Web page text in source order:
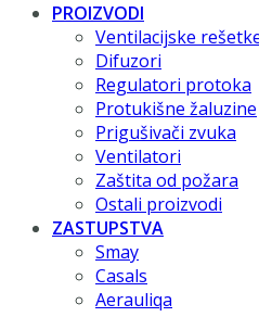
PROIZVODI
Ventilacijske
Difuzori
Regulatori protoka
Protukišne žaluzine
Prigušivači zvuka
Ventilatori
Zaštita od požara
Ostali proizvodi
ZASTUPSTVA
Smay
Casals
Aerauliqa